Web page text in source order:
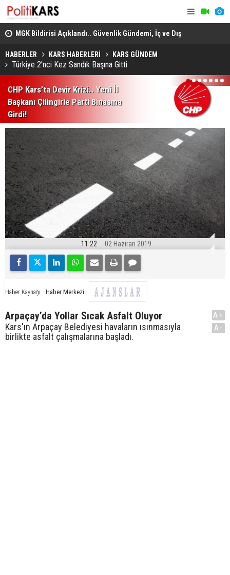
MGK Bildirisi Açıklandı.. Güvenlik Gündemi, İç ve Dış
Politika Başlıkları Değerlendirildi!
Domuz Sanıp Ateş Etti, Babasının Ölümüne Neden Oldu
HABERLER KARS HABERLERİ KARS GÜNDEM
Türkiye 2'nci Kez Sandık Başına Gitti
CHP Kars’ta Devir Krizi.. Yeni İl
Başkanı Çilingirle Parti Binasına
Girdi!
1 2 3 4 5 6 7
11:22 02 Haziran 2019
Haber Kaynağı Haber Merkezi
Arpaçay’da Yollar Sıcak Asfalt Oluyor
Kars'ın Arpaçay Belediyesi havaların ısınmasıyla
birlikte asfalt çalışmalarına başladı.
A+
A-